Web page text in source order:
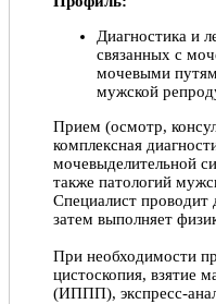
Диагностика и
связанных с
мочевыми
мужской
Прием (осмотр,
комплексная
мочевыделительной
также патологий
Специалист проводит
затем выполняет
При необходимости
цистоскопия, взятие
(ИППП), экспресс-